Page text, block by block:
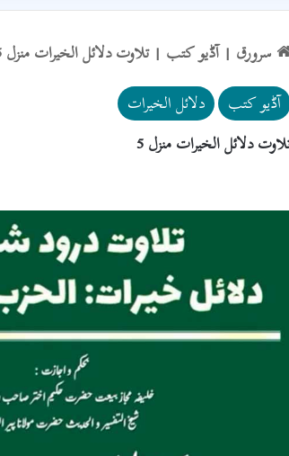
سرورق | آڈیو کتب | تلاوت دلائل الخیرات منزل 5
آڈیو کتب
دلائل الخیرات
دلائل الخیرات منزل 5